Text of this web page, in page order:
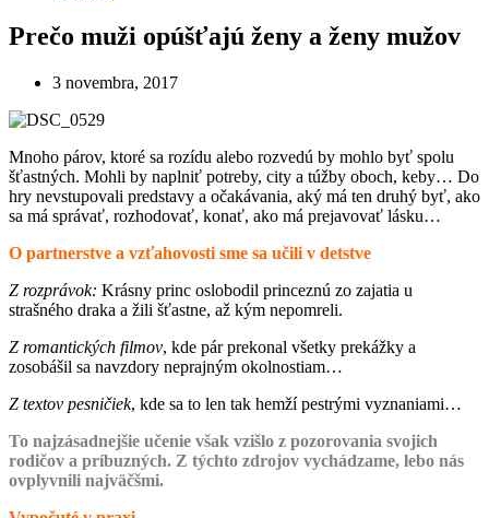
Prečo muži opúšťajú ženy a ženy mužov
3 novembra, 2017
Mnoho párov, ktoré sa rozídu alebo rozvedú by mohlo byť spolu
šťastných. Mohli by naplniť potreby, city a túžby oboch, keby… Do
hry nevstupovali predstavy a očakávania, aký má ten druhý byť, ako
sa má správať, rozhodovať, konať, ako má prejavovať lásku…
O partnerstve a vzťahovosti sme sa učili v detstve
Z rozprávok: Krásny princ oslobodil princeznú zo zajatia u
strašného draka a žili šťastne, až kým nepomreli.
Z romantických filmov, kde pár prekonal všetky prekážky a
zosobášil sa navzdory neprajným okolnostiam…
Z textov pesničiek, kde sa to len tak hemží pestrými vyznaniami…
To najzásadnejšie učenie však vzišlo z pozorovania svojich
rodičov a príbuzných. Z týchto zdrojov vychádzame, lebo nás
ovplyvnili najväčšmi.